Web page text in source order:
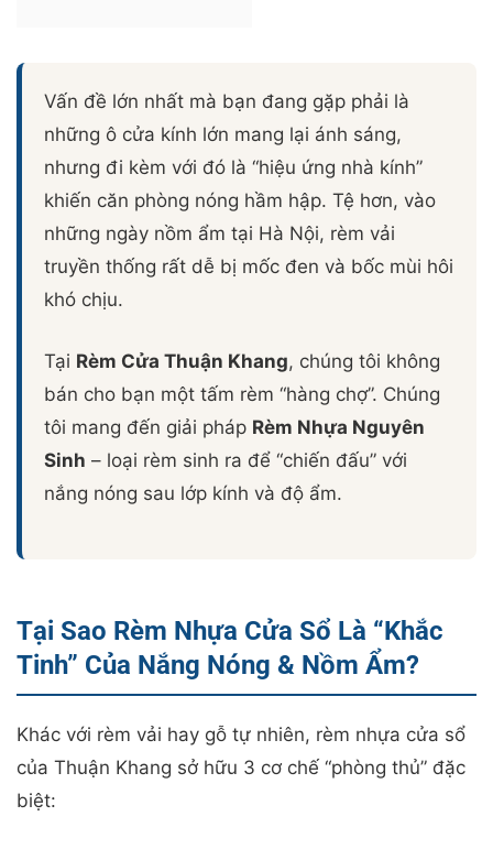
Vấn đề lớn nhất mà bạn đang gặp phải là
những ô cửa kính lớn mang lại ánh sáng,
nhưng đi kèm với đó là “hiệu ứng nhà kính”
khiến căn phòng nóng hầm hập. Tệ hơn, vào
những ngày nồm ẩm tại Hà Nội, rèm vải
truyền thống rất dễ bị mốc đen và bốc mùi hôi
khó chịu.
Tại Rèm Cửa Thuận Khang, chúng tôi không
bán cho bạn một tấm rèm “hàng chợ”. Chúng
tôi mang đến giải pháp Rèm Nhựa Nguyên
Sinh – loại rèm sinh ra để “chiến đấu” với
nắng nóng sau lớp kính và độ ẩm.
Tại Sao Rèm Nhựa Cửa Sổ Là “Khắc
Tinh” Của Nắng Nóng & Nồm Ẩm?
Khác với rèm vải hay gỗ tự nhiên, rèm nhựa cửa sổ
của Thuận Khang sở hữu 3 cơ chế “phòng thủ” đặc
biệt: